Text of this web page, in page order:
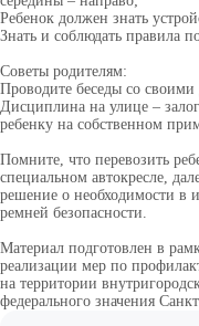
Ребенок должен знать
Знать и соблюдать правила
Советы родителям:
Проводите беседы со
Дисциплина на улице –
ребенку на собственном
Помните, что перевозить
специальном автокресле,
решение о необходимости в
ремней безопасности.
Материал подготовлен в
реализации мер по
на территории
федерального значения